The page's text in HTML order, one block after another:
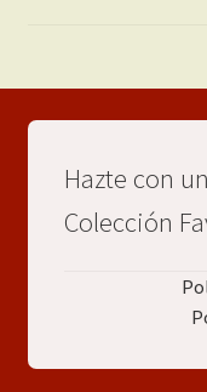
Hazte con
Colección